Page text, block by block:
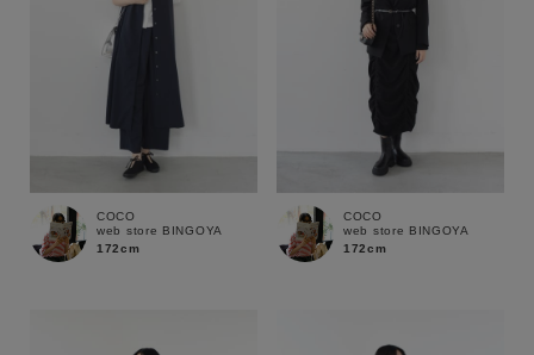
COCO
web store BINGOYA
172cm
COCO
web store BINGOYA
172cm